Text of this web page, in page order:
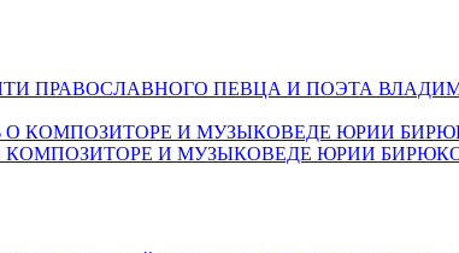
ПРАВОСЛАВНОГО ПЕВЦА И ПОЭТА
КОМПОЗИТОРЕ И МУЗЫКОВЕДЕ ЮРИИ